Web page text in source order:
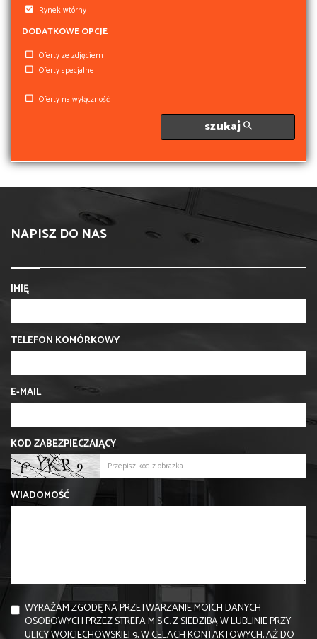
Rynek wtórny
DODATKOWE OPCJE
Oferty ze zdjęciem
Oferty specjalne
Oferty na wyłączność
szukaj
NAPISZ DO NAS
IMIĘ
TELEFON KOMÓRKOWY
E-MAIL
KOD ZABEZPIECZAJĄCY
WIADOMOŚĆ
WYRAŻAM ZGODĘ NA PRZETWARZANIE MOICH DANYCH
OSOBOWYCH PRZEZ STREFA M S.C. Z SIEDZIBĄ W LUBLINIE PRZY
ULICY WOJCIECHOWSKIEJ 9, W CELACH KONTAKTOWYCH, AŻ DO